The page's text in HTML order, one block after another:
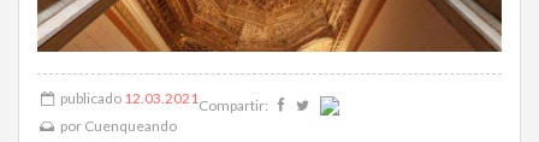
publicado 12.03.2021
por Cuenqueando
Compartir: